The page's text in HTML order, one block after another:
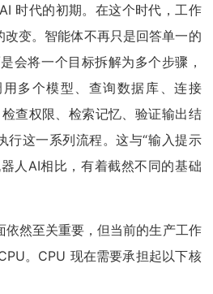
时代的初期。在这个时代，工作
变。智能体不再只是回答单一的
会将一个目标拆解为多个步骤，
多个模型、查询数据库、连接
查权限、检索记忆、验证输出结
行这一系列流程。这与“输入提示
人AI相比，有着截然不同的基础
依然至关重要，但当前的生产工作
。CPU 现在需要承担起以下核